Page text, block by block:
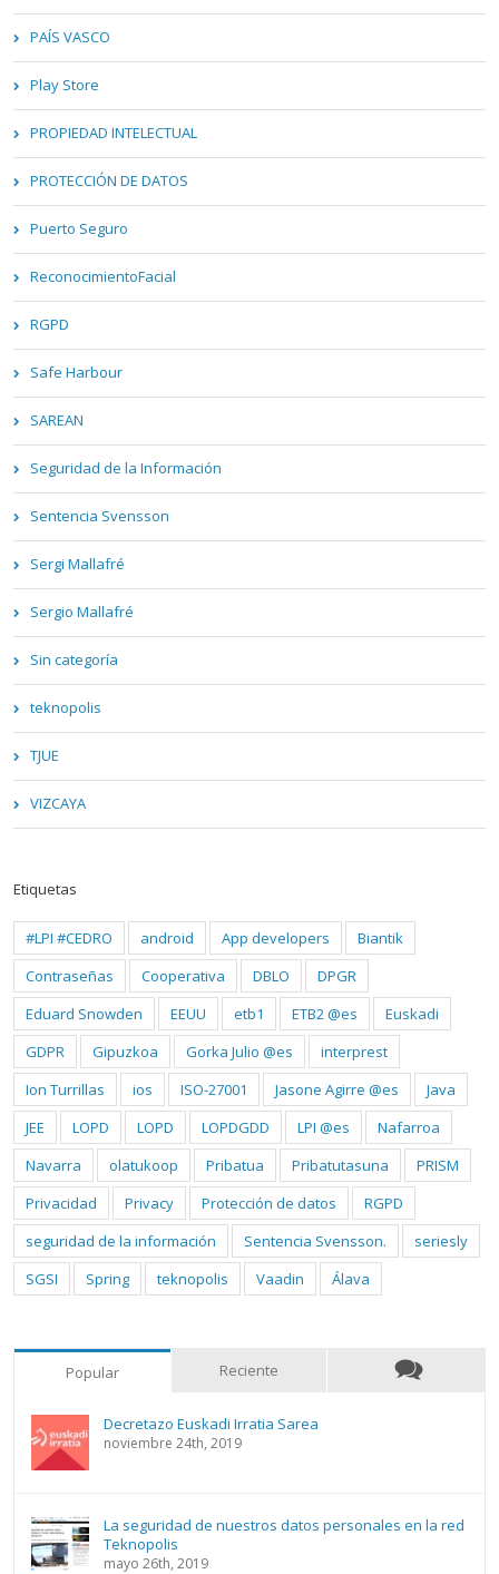
PAÍS VASCO
Play Store
PROPIEDAD INTELECTUAL
PROTECCIÓN DE DATOS
Puerto Seguro
ReconocimientoFacial
RGPD
Safe Harbour
SAREAN
Seguridad de la Información
Sentencia Svensson
Sergi Mallafré
Sergio Mallafré
Sin categoría
teknopolis
TJUE
VIZCAYA
Etiquetas
#LPI #CEDRO android App developers
Biantik
Contraseñas
Cooperativa DBLO
DPGR
Eduard Snowden
EEUU etb1 ETB2 @es
Euskadi
GDPR
Gipuzkoa Gorka Julio @es
interprest
Ion Turrillas
ios ISO-27001 Jasone Agirre @es
Java
JEE
LOPD LOPD LOPDGDD LPI @es
Nafarroa
Navarra
olatukoop Pribatua Pribatutasuna
PRISM
Privacidad
Privacy Protección de datos
RGPD
seguridad de la información
Sentencia Svensson.
seriesly
SGSI
Spring teknopolis Vaadin Álava
Popular Reciente
Decretazo Euskadi Irratia Sarea
noviembre 24th, 2019
La seguridad de nuestros datos personales en la red
Teknopolis
mayo 26th, 2019